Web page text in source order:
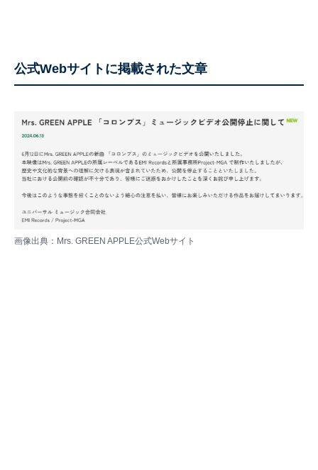
公式Webサイトに掲載された文章
画像出典：Mrs. GREEN APPLE公式Webサイト